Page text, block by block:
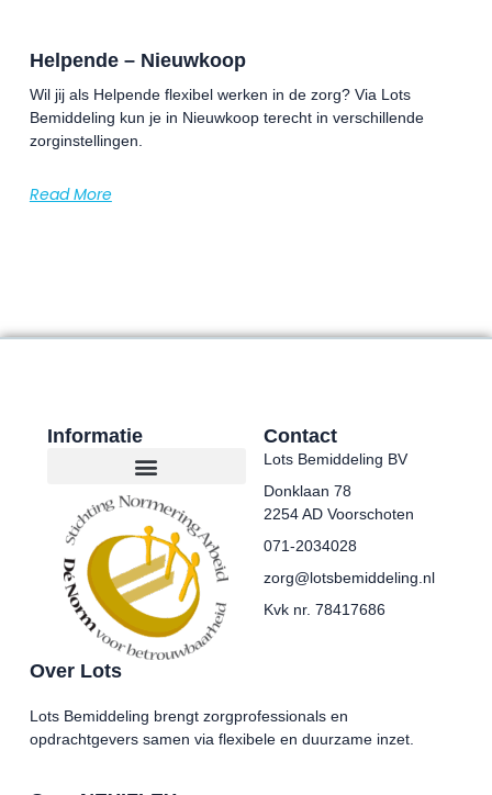
Helpende – Nieuwkoop
Wil jij als Helpende flexibel werken in de zorg? Via Lots
Bemiddeling kun je in Nieuwkoop terecht in verschillende
zorginstellingen.
Read More
Over Lots
Lots Bemiddeling brengt zorgprofessionals en
opdrachtgevers samen via flexibele en duurzame inzet.
Informatie Contact
Lots Bemiddeling BV
Donklaan 78
2254 AD Voorschoten
071-2034028
zorg@lotsbemiddeling.nl
Kvk nr. 78417686